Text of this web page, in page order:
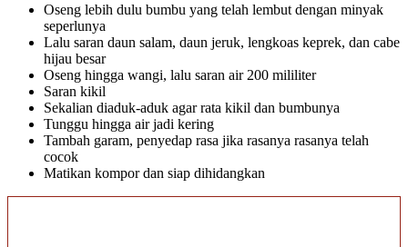
Oseng lebih dulu bumbu yang telah lembut dengan minyak
seperlunya
Lalu saran daun salam, daun jeruk, lengkoas keprek, dan cabe
hijau besar
Oseng hingga wangi, lalu saran air 200 mililiter
Saran kikil
Sekalian diaduk-aduk agar rata kikil dan bumbunya
Tunggu hingga air jadi kering
Tambah garam, penyedap rasa jika rasanya rasanya telah
cocok
Matikan kompor dan siap dihidangkan